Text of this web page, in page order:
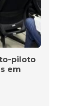
piloto
em